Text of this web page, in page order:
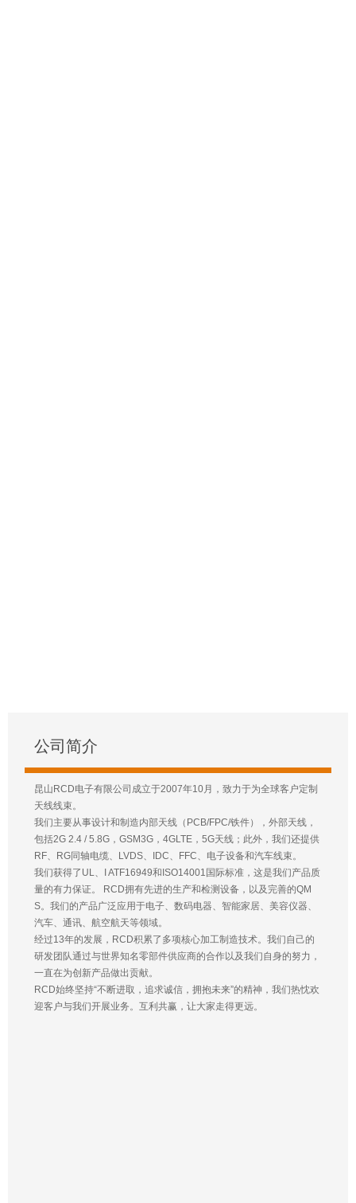
公司简介
昆山RCD电子有限公司成立于2007年10月，致力于为全球客户定制
天线线束。
我们主要从事设计和制造内部天线（PCB/FPC/铁件），外部天线，
包括2G 2.4 / 5.8G，GSM3G，4GLTE，5G天线；此外，我们还提供
RF、RG同轴电缆、LVDS、IDC、FFC、电子设备和汽车线束。
我们获得了UL、I ATF16949和ISO14001国际标准，这是我们产品质
量的有力保证。 RCD拥有先进的生产和检测设备，以及完善的QM
S。我们的产品广泛应用于电子、数码电器、智能家居、美容仪器、
汽车、通讯、航空航天等领域。
经过13年的发展，RCD积累了多项核心加工制造技术。我们自己的
研发团队通过与世界知名零部件供应商的合作以及我们自身的努力，
一直在为创新产品做出贡献。
RCD始终坚持“不断进取，追求诚信，拥抱未来”的精神，我们热忱欢
迎客户与我们开展业务。互利共赢，让大家走得更远。